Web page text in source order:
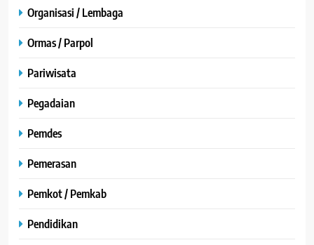
Organisasi / Lembaga
Ormas / Parpol
Pariwisata
Pegadaian
Pemdes
Pemerasan
Pemkot / Pemkab
Pendidikan